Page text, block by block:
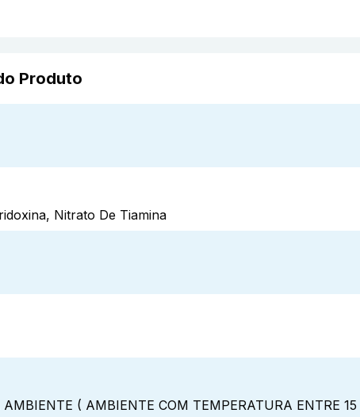
Produto
Nitrato De Tiamina
( AMBIENTE COM TEMPERATURA ENTRE